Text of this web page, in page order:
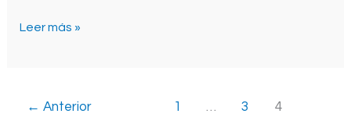
Leer más »
← Anterior 1 … 3 4